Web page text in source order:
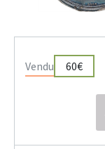
Vendu 60€